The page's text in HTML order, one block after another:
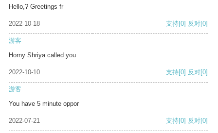
Hello,? Greetings fr
2022-10-18 支持[0] 反对[0]
游客
Horny Shriya called you
2022-10-10 支持[0] 反对[0]
游客
You have 5 minute oppor
2022-07-21 支持[0] 反对[0]